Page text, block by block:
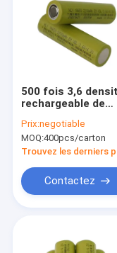
500 fois 3,6
rechargeable de
batterie du lithium
2200mah 18650 de
volt
Prix:negotiable
MOQ:400pcs/carton
Trouvez les derniers
Contactez